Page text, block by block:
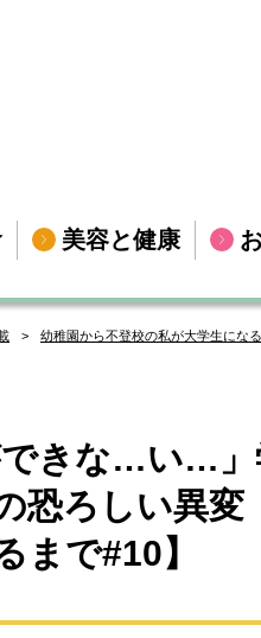
美容と健康
幼稚園から不登校の私が大学生にな
できな…い…
恐ろしい異変
まで#10】